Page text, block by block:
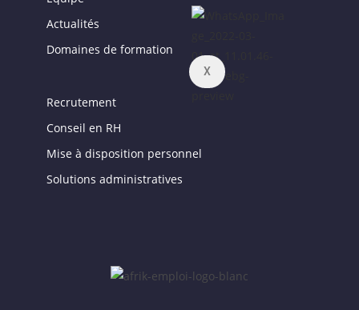
X
Actualités
Domaines de formation
Recrutement
Conseil en RH
Mise à disposition personnel
Solutions administratives